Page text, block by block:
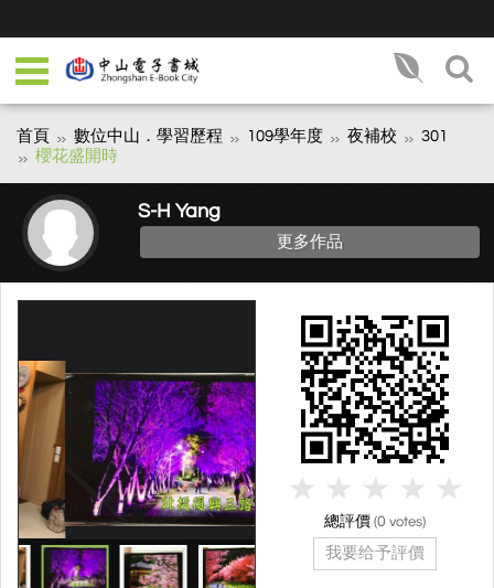
首頁 數位中山．學習歷程 109學年度 夜補校
301
櫻花盛開時
S-H Yang
更多作品
總評價(0 votes)
我要给予評價